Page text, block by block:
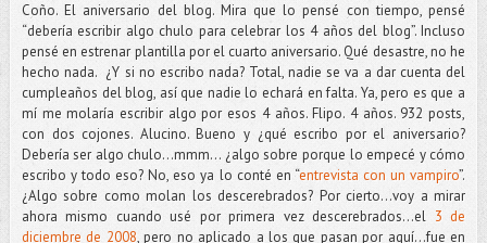
Coño. El aniversario del blog. Mira que lo pensé con tiempo, pensé
“debería escribir algo chulo para celebrar los 4 años del blog”. Incluso
pensé en estrenar plantilla por el cuarto aniversario. Qué desastre, no he
hecho nada. ¿Y si no escribo nada? Total, nadie se va a dar cuenta del
cumpleaños del blog, así que nadie lo echará en falta. Ya, pero es que a
mí me molaría escribir algo por esos 4 años. Flipo. 4 años. 932 posts,
con dos cojones. Alucino. Bueno y ¿qué escribo por el aniversario?
Debería ser algo chulo…mmm... ¿algo sobre porque lo empecé y cómo
escribo y todo eso? No, eso ya lo conté en “entrevista con un vampiro”.
¿Algo sobre como molan los descerebrados? Por cierto…voy a mirar
ahora mismo cuando usé por primera vez descerebrados…el 3 de
diciembre de 2008, pero no aplicado a los que pasan por aquí…fue en